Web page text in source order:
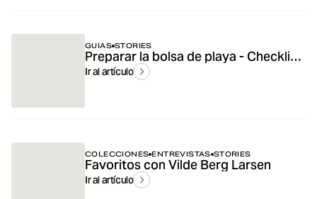
GUÍAS STORIES
Preparar la bolsa de playa - Checklist para días de vacaciones en la playa
Ir al artículo
COLECCIONES ENTREVISTAS STORIES
Favoritos con Vilde Berg Larsen
Ir al artículo